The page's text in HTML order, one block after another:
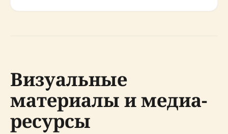
Визуальные
материалы и медиа-
ресурсы